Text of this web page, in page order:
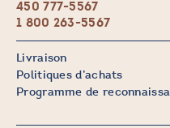
450 777-5567
1 800 263-5567
Livraison
Politiques d’achats
Programme de